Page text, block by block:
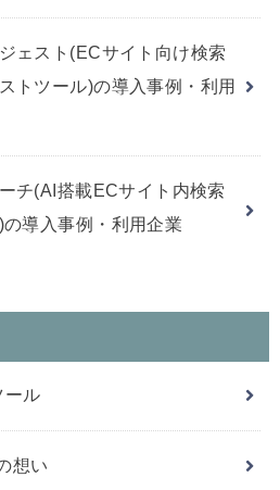
ェスト(ECサイト向け検索
トツール)の導入事例・利用
チ(AI搭載ECサイト内検索
の導入事例・利用企業
ール
想い